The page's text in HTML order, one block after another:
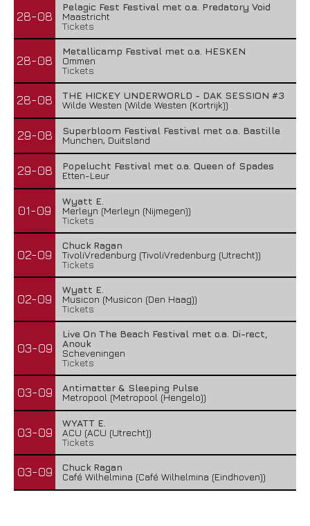
28-08
Pelagic Fest Festival met o.a. Predatory Void
Maastricht
Tickets
28-08
Metallicamp Festival met o.a. HESKEN
Ommen
Tickets
28-08
THE HICKEY UNDERWORLD - DAK SESSION #3
Wilde Westen (Wilde Westen (Kortrijk))
29-08
Superbloom Festival Festival met o.a. Bastille
Munchen, Duitsland
29-08
Popelucht Festival met o.a. Queen of Spades
Etten-Leur
01-09
Wyatt E.
Merleyn (Merleyn (Nijmegen))
Tickets
02-09
Chuck Ragan
TivoliVredenburg (TivoliVredenburg (Utrecht))
Tickets
02-09
Wyatt E.
Musicon (Musicon (Den Haag))
Tickets
03-09
Live On The Beach Festival met o.a. Di-rect,
Anouk
Scheveningen
Tickets
03-09
Antimatter & Sleeping Pulse
Metropool (Metropool (Hengelo))
03-09
WYATT E.
ACU (ACU (Utrecht))
Tickets
03-09
Chuck Ragan
Café Wilhelmina (Café Wilhelmina (Eindhoven))